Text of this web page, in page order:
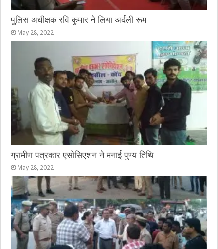
पुलिस अधीक्षक रवि कुमार ने लिया अर्दली रूम
May 28, 2022
ग्रामीण पत्रकार एसोसिएशन ने मनाई पुण्य तिथि
May 28, 2022